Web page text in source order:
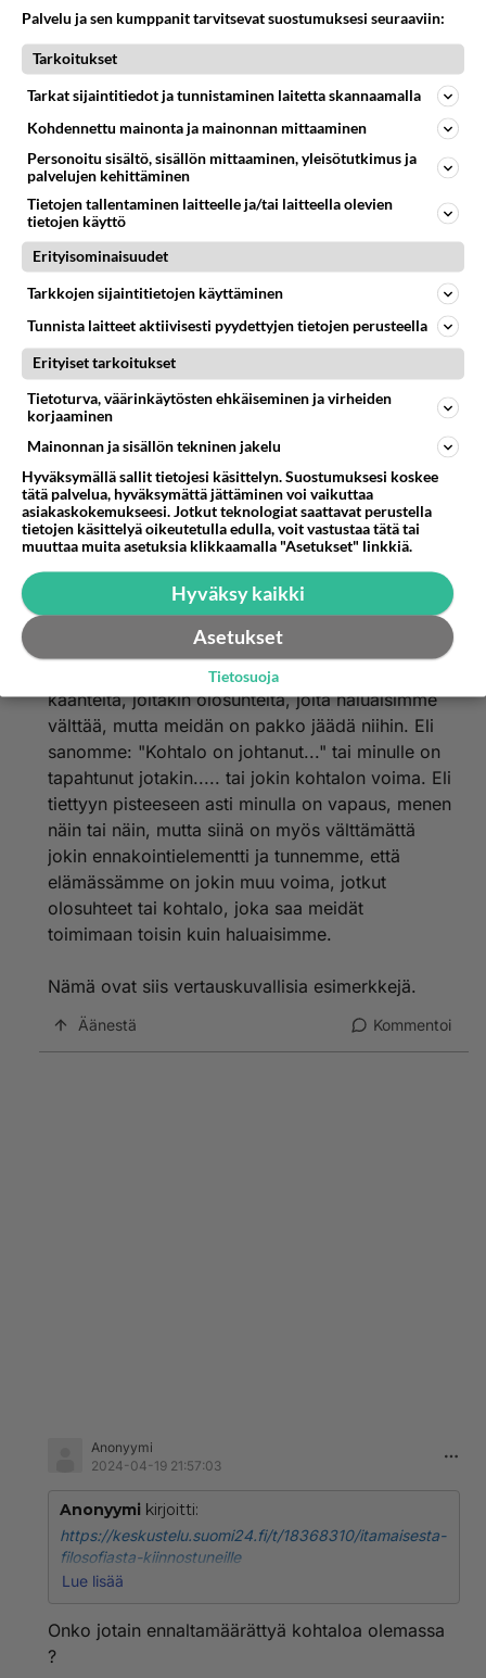
Anonyymi
"Moni muu elää onnellisena ja riippumattomana yksin,
tekee mitä haluaa, vihdoin"
Miten niin "vihdoin" ?!
Hyvässä liitossa voi aina tehdä mitä haluaa.
Hyvässä liitossa puolisot tukevat toinen toisiaan
eivätkä yritä rajoittaa toistensa tekemisiä.
Lue lisää
https://keskustelu.suomi24.fi/t/18368310/itamais
esta-filosofiasta-kiinnostuneille
https://keskustelu.suomi24.fi/t/18273516/ihmisen
Me kaikki tunnemme ihmisen anatomian, mutta
entä metafyysinen rakenne?
https://keskustelu.suomi24.fi/t/18274310/ihmisen
-metafyysinen-rakenne--osa-2
Vertauskuvallisesti keho on auto. Sielu tämän
hienojakoisen kehon kuoressa on tämän auton
matkustaja. Jää vielä selvittämättä, kuka on
tämän monimutkaisen koneen kuljettaja?
Ilmeisesti ei sielu. Sillä jos me olisimme tämän
kehon kuljettaja, kaikki tapahtuisi elämässämme
täysin niin kuin olemme suunnitelleet. Ja niin ei
aina tapahdu. Se tarkoittaa joitakin kohtalon
käänteitä, joitakin olosuhteita, joita haluaisimme
välttää, mutta meidän on pakko jäädä niihin. Eli
sanomme: "Kohtalo on johtanut..." tai minulle on
tapahtunut jotakin..... tai jokin kohtalon voima. Eli
tiettyyn pisteeseen asti minulla on vapaus, menen
näin tai näin, mutta siinä on myös välttämättä
jokin ennakointielementti ja tunnemme, että
elämässämme on jokin muu voima, jotkut
olosuhteet tai kohtalo, joka saa meidät
toimimaan toisin kuin haluaisimme.
Nämä ovat siis vertauskuvallisia esimerkkejä.
Äänestä Kommentoi
Anonyymi
2024-04-19 21:57:03
Anonyymi kirjoitti:
https://keskustelu.suomi24.fi/t/18368310/itamaisesta-
filosofiasta-kiinnostuneille
afyysinen-rakenne
Me kaikki tunnemme ihmisen anatomian, mutta entä
Lue lisää
Onko jotain ennaltamäärättyä kohtaloa olemassa
?
Palvelu ja sen kumppanit tarvitsevat suostumuksesi seuraaviin:
Tarkoitukset
Tarkat sijaintitiedot ja tunnistaminen laitetta skannaamalla
Kohdennettu mainonta ja mainonnan mittaaminen
Personoitu sisältö, sisällön mittaaminen, yleisötutkimus ja
palvelujen kehittäminen
Tietojen tallentaminen laitteelle ja/tai laitteella olevien
tietojen käyttö
Erityisominaisuudet
Tarkkojen sijaintitietojen käyttäminen
Tunnista laitteet aktiivisesti pyydettyjen tietojen perusteella
Erityiset tarkoitukset
Tietoturva, väärinkäytösten ehkäiseminen ja virheiden
korjaaminen
Mainonnan ja sisällön tekninen jakelu
Hyväksymällä sallit tietojesi käsittelyn. Suostumuksesi koskee
tätä palvelua, hyväksymättä jättäminen voi vaikuttaa
asiakaskokemukseesi. Jotkut teknologiat saattavat perustella
tietojen käsittelyä oikeutetulla edulla, voit vastustaa tätä tai
muuttaa muita asetuksia klikkaamalla "Asetukset" linkkiä.
Hyväksy kaikki
Asetukset
Tietosuoja